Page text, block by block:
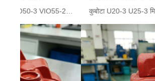
B0240-18076 RB511-61290
61290 RC157-78000 मिनी खुदाई
कुबोटा U20-3 U25-3 मिनी खुदाई मशीन के पुर्जों के लिए
61290 RB559-61290 RC157-78000